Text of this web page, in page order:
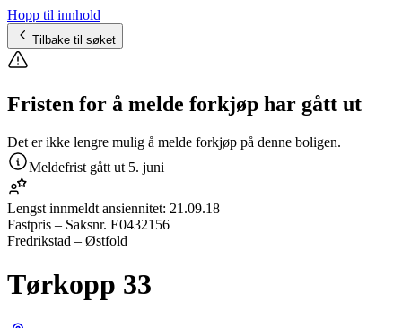
Hopp til innhold
Tilbake til søket
Fristen for å melde forkjøp har gått ut
Det er ikke lengre mulig å melde forkjøp på denne boligen.
Meldefrist gått ut 5. juni
Lengst innmeldt ansiennitet: 21.09.18
Fastpris – Saksnr. E0432156
Fredrikstad – Østfold
Tørkopp 33